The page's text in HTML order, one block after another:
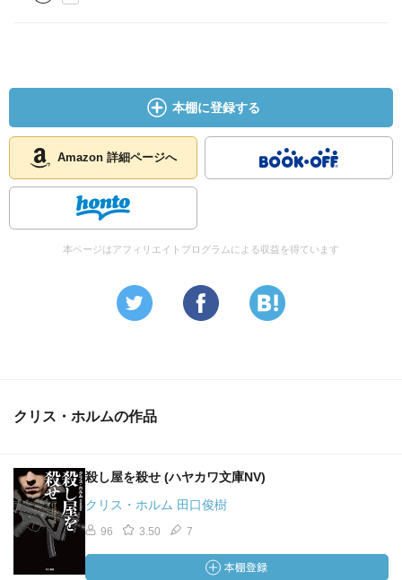
本棚に登録する
Amazon 詳細ページへ
本ページはアフィリエイトプログラムによる収益を得ています
クリス・ホルムの作品
殺し屋を殺せ (ハヤカワ文庫NV)
クリス・ホルム 田口俊樹
96 3.50 7